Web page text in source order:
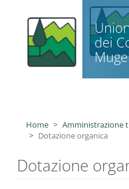
Salta al contenuto principale
dei
Home
Amministrazione
Dotazione organica
Dotazione